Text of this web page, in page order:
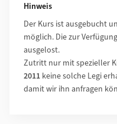
Hinweis
Der Kurs ist ausgebucht
möglich. Die zur
ausgelost.
Zutritt nur mit spezieller
2011 keine solche Legi
damit wir ihn anfragen